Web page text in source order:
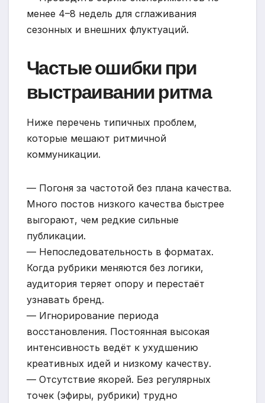
менее 4–8 недель для сглаживания
сезонных и внешних флуктуаций.
Частые ошибки при
выстраивании ритма
Ниже перечень типичных проблем,
которые мешают ритмичной
коммуникации.
— Погоня за частотой без плана качества.
Много постов низкого качества быстрее
выгорают, чем редкие сильные
публикации.
— Непоследовательность в форматах.
Когда рубрики меняются без логики,
аудитория теряет опору и перестаёт
узнавать бренд.
— Игнорирование периода
восстановления. Постоянная высокая
интенсивность ведёт к ухудшению
креативных идей и низкому качеству.
— Отсутствие якорей. Без регулярных
точек (эфиры, рубрики) трудно